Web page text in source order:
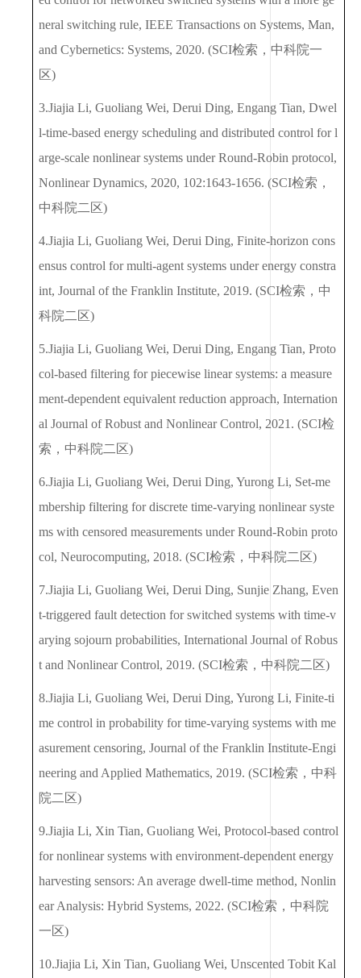
neral switching rule, IEEE Transactions on Systems, Man,
and Cybernetics: Systems, 2020. (SCI检索，中科院一
区)
3.Jiajia Li, Guoliang Wei, Derui Ding, Engang Tian, Dwel
l-time-based energy scheduling and distributed control for l
arge-scale nonlinear systems under Round-Robin protocol,
Nonlinear Dynamics, 2020, 102:1643-1656. (SCI检索，
中科院二区)
4.Jiajia Li, Guoliang Wei, Derui Ding, Finite-horizon cons
ensus control for multi-agent systems under energy constra
int, Journal of the Franklin Institute, 2019. (SCI检索，中
科院二区)
5.Jiajia Li, Guoliang Wei, Derui Ding, Engang Tian, Proto
col-based filtering for piecewise linear systems: a measure
ment-dependent equivalent reduction approach, Internation
al Journal of Robust and Nonlinear Control, 2021. (SCI检
索，中科院二区)
6.Jiajia Li, Guoliang Wei, Derui Ding, Yurong Li, Set-me
mbership filtering for discrete time-varying nonlinear syste
ms with censored measurements under Round-Robin proto
col, Neurocomputing, 2018. (SCI检索，中科院二区)
7.Jiajia Li, Guoliang Wei, Derui Ding, Sunjie Zhang, Even
t-triggered fault detection for switched systems with time-v
arying sojourn probabilities, International Journal of Robus
t and Nonlinear Control, 2019. (SCI检索，中科院二区)
8.Jiajia Li, Guoliang Wei, Derui Ding, Yurong Li, Finite-ti
me control in probability for time-varying systems with me
asurement censoring, Journal of the Franklin Institute-Engi
neering and Applied Mathematics, 2019. (SCI检索，中科
院二区)
9.Jiajia Li, Xin Tian, Guoliang Wei, Protocol-based control
for nonlinear systems with environment-dependent energy
harvesting sensors: An average dwell-time method, Nonlin
ear Analysis: Hybrid Systems, 2022. (SCI检索，中科院
一区)
10.Jiajia Li, Xin Tian, Guoliang Wei, Unscented Tobit Kal